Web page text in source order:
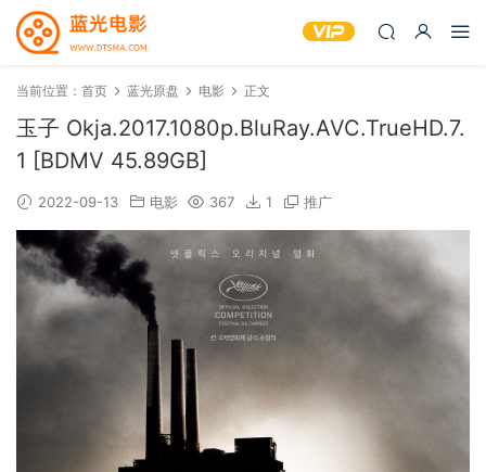
当前位置： 首页 蓝光原盘 电影 正文
玉子 Okja.2017.1080p.BluRay.AVC.TrueHD.7.
1 [BDMV 45.89GB]
2022-09-13 电影 367 1 推广